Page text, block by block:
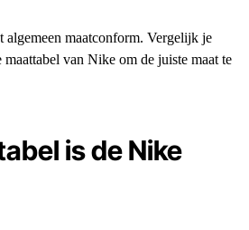
maatconform. Vergelijk je
van Nike om de juiste maat te
is de Nike